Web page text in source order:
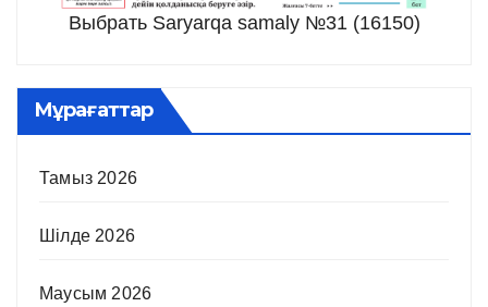
Выбрать Saryarqa samaly №31 (16150)
Мұрағаттар
Тамыз 2026
Шілде 2026
Маусым 2026